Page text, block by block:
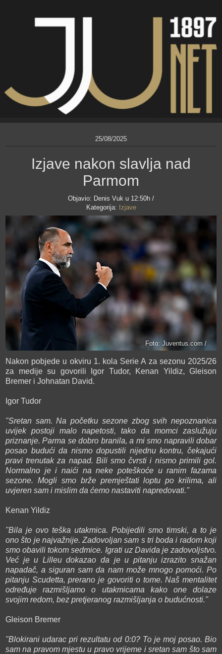
25/08/2025
Izjave nakon slavlja nad
Parmom
Objavio: Denis Vuk u 12:50h /
Kategorija: Izjave
Foto: Juventus.com /
Nakon pobjede u okviru 1. kola Serie A za sezonu 2025/26
za medije su govorili Igor Tudor, Kenan Yildiz, Gleison
Bremer i Johnatan David.
Igor Tudor
"Sretan sam. Na početku sezone zbog svih nepoznanica
uvijek postoji malo napetosti, tako da momci zaslužuju
priznanje. Parma se dobro branila, a mi smo napravili dobar
posao budući da nismo dopustili nijednu kontru, čekajući
pravi trenutak za napad. Bili smo čvrsti i nismo primili gol.
Normalno je i naići na neke poteškoće u ranim fazama
sezone. Mogli smo brže premještati loptu po krilima, ali
uvjeren sam i mislim da ćemo nastaviti napredovati."
Kenan Yildiz
"Bila je ovo teška utakmica. Pobijedili smo timski, a to je
ono što je najvažnije. Zadovoljan sam s tri boda i radom koji
smo obavili tokom sedmice. Igrati uz Davida je zadovoljstvo.
Već je u Lilleu dokazao da je u pitanju izrazito snažan
napadač, a siguran sam da nam može mnogo pomoći. Po
pitanju Scudetta, prerano je govoriti o tome. Naš mentalitet
određuje razmišljamo o utakmicama kako one dolaze
svojim redom, bez pretjeranog razmišljanja o budućnosti."
Gleison Bremer
"Blokirani udarac pri rezultatu od 0:0? To je moj posao. Bio
sam na pravom mjestu u pravo vrijeme i sretan sam što sam